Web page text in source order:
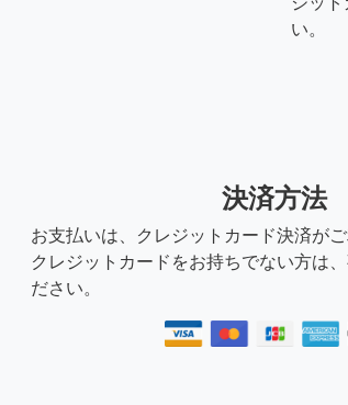
い。
決済方法
お支払いは、クレジットカード決済がご
クレジットカードをお持ちでない方は
ださい。